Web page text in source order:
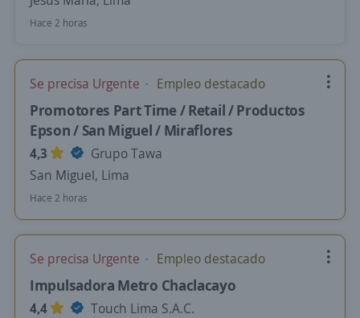
Hace 2 horas
Se precisa Urgente Empleo destacado
Promotores Part Time / Retail / Productos
Epson / San Miguel / Miraflores
4,3
Grupo Tawa
San Miguel, Lima
Hace 2 horas
Se precisa Urgente Empleo destacado
Impulsadora Metro Chaclacayo
4,4
Touch Lima S.A.C.